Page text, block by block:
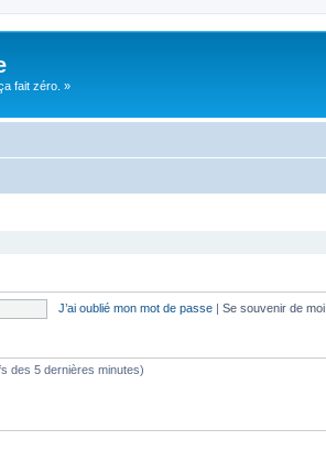
fait zéro. »
J’ai oublié mon mot de passe | Se souvenir de moi
des 5 dernières minutes)